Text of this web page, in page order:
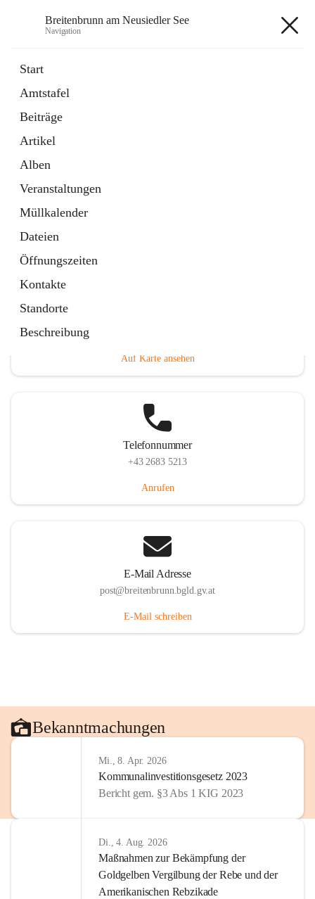
Breitenbrunn am Neusiedler See
Navigation
Start
Amtstafel
Beiträge
Artikel
Alben
Veranstaltungen
Müllkalender
Dateien
Öffnungszeiten
Kontakte
Standorte
Beschreibung
18 Schnellzugriffe
Gemeindeservice
Auf Karte ansehen
Telefonnummer
+43 2683 5213
Anrufen
E-Mail Adresse
post@breitenbrunn.bgld.gv.at
E-Mail schreiben
Bekanntmachungen
Mi., 8. Apr. 2026
Kommunalinvestitionsgesetz 2023
Bericht gem. §3 Abs 1 KIG 2023
Di., 4. Aug. 2026
Maßnahmen zur Bekämpfung der
Goldgelben Vergilbung der Rebe und der
Amerikanischen Rebzikade